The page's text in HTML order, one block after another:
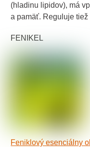
(hladinu lipidov), má
a pamäť. Reguluje
FENIKEL
Feniklový esenciálny